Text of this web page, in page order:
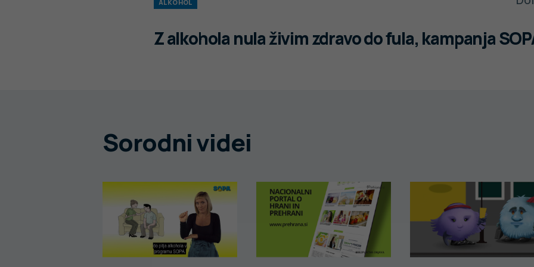
ALKOHOL
Z alkohola nula živim zdravo do fula, kampanja
Sorodni videi